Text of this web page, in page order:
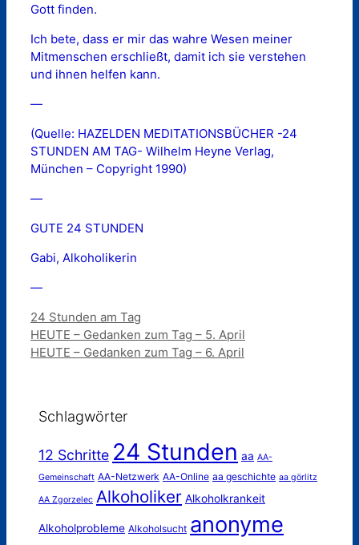
Gott finden.
Ich bete, dass er mir das wahre Wesen meiner
Mitmenschen erschließt, damit ich sie verstehen
und ihnen helfen kann.
—
(Quelle: HAZELDEN MEDITATIONSBÜCHER -24
STUNDEN AM TAG- Wilhelm Heyne Verlag,
München – Copyright 1990)
—
GUTE 24 STUNDEN
Gabi, Alkoholikerin
—
Kategorien
24 Stunden am Tag
HEUTE – Gedanken zum Tag – 5. April
HEUTE – Gedanken zum Tag – 6. April
Schlagwörter
12 Schritte 24 Stunden aa AA-
Gemeinschaft AA-Netzwerk AA-Online aa geschichte aa görlitz
AA Zgorzelec Alkoholiker Alkoholkrankeit
Alkoholprobleme Alkoholsucht anonyme